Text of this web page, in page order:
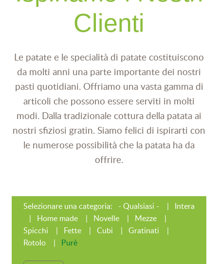
Clienti
Le patate e le specialità di patate costituiscono
da molti anni una parte importante dei nostri
pasti quotidiani. Offriamo una vasta gamma di
articoli che possono essere serviti in molti
modi. Dalla tradizionale cottura della patata ai
nostri sfiziosi gratin. Siamo felici di ispirarti con
le numerose possibilità che la patata ha da
offrire.
Selezionare una categoria: - Qualsiasi -
Intera
Home made
Novelle
Mezze
Spicchi
Fette Cubi
Gratinati
Rotolo
Purè